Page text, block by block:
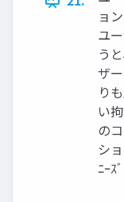
ョ
ユ
う
ザ
り
い
の
シ
ﾆｰｽ